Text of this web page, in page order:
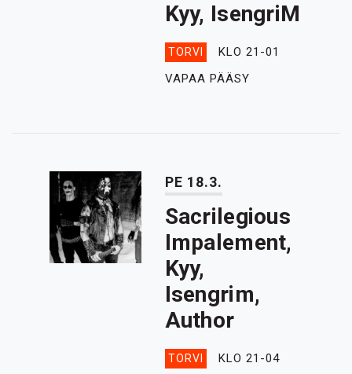
Kyy, IsengriM
TORVI
KLO 21-01
VAPAA PÄÄSY
PE 18.3.
Sacrilegious
Impalement,
Kyy,
Isengrim,
Author
TORVI
KLO 21-04